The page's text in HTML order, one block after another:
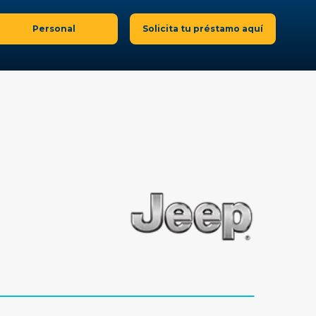
Personal Solicita tu préstamo aquí